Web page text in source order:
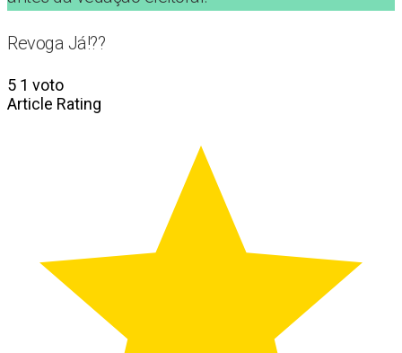
Revoga Já!??
5 1 voto
Article Rating